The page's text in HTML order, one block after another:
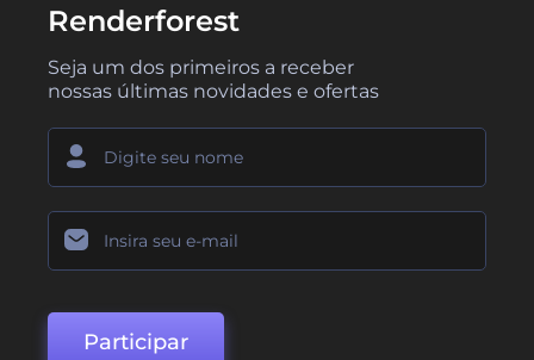
Renderforest
Seja um dos primeiros a receber
nossas últimas novidades e ofertas
Participar